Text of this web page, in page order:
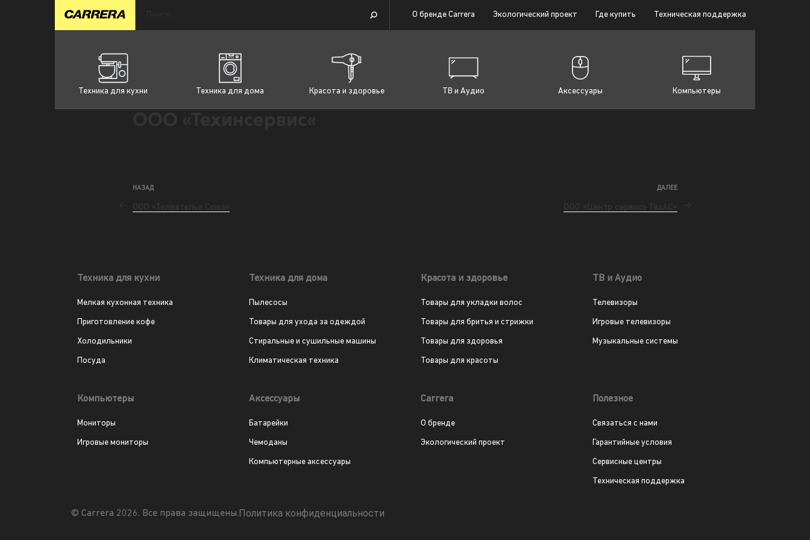
О бренде Carrera Экологический проект Где купить Техническая поддержка
Техника для кухни Техника для дома Красота и здоровье ТВ и Аудио Аксессуары Компьютеры
НАЗАД ДАЛЕЕ
Техника для кухни
Мелкая кухонная техника
Приготовление кофе
Холодильники
Посуда
Техника для дома
Пылесосы
Товары для ухода за одеждой
Стиральные и сушильные машины
Климатическая техника
Красота и здоровье
Товары для укладки волос
Товары для бритья и стрижки
Товары для здоровья
Товары для красоты
ТВ и Аудио
Телевизоры
Игровые телевизоры
Музыкальные системы
Компьютеры
Мониторы
Игровые мониторы
Аксессуары
Батарейки
Чемоданы
Компьютерные аксессуары
Carrera
О бренде
Экологический проект
Полезное
Связаться с нами
Гарантийные условия
Сервисные центры
Техническая поддержка
© Carrera 2026. Все права защищены.Политика конфиденциальности